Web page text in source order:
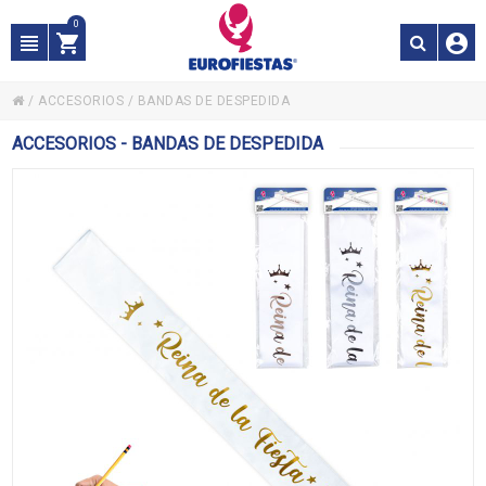
0
/ ACCESORIOS / BANDAS DE DESPEDIDA
ACCESORIOS - BANDAS DE DESPEDIDA